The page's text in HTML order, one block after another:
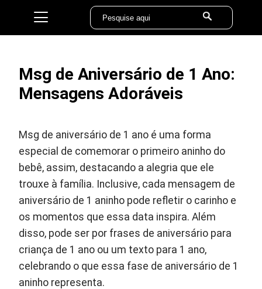
Msg de Aniversário de 1 Ano:
Mensagens Adoráveis
Msg de aniversário de 1 ano é uma forma
especial de comemorar o primeiro aninho do
bebê, assim, destacando a alegria que ele
trouxe à família. Inclusive, cada mensagem de
aniversário de 1 aninho pode refletir o carinho e
os momentos que essa data inspira. Além
disso, pode ser por frases de aniversário para
criança de 1 ano ou um texto para 1 ano,
celebrando o que essa fase de aniversário de 1
aninho representa.